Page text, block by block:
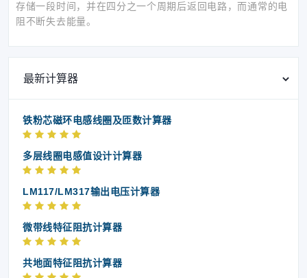
存储一段时间，并在四分之一个周期后返回电路，而通常的电
阻不断失去能量。
最新计算器
铁粉芯磁环电感线圈及匝数计算器
多层线圈电感值设计计算器
LM117/LM317输出电压计算器
微带线特征阻抗计算器
共地面特征阻抗计算器